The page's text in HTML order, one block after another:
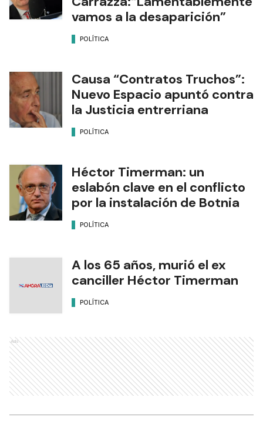
vamos a la desaparición”
POLÍTICA
Causa “Contratos Truchos”:
Nuevo Espacio apuntó contra
la Justicia entrerriana
POLÍTICA
Héctor Timerman: un
eslabón clave en el conflicto
por la instalación de Botnia
POLÍTICA
A los 65 años, murió el ex
canciller Héctor Timerman
POLÍTICA
Ads